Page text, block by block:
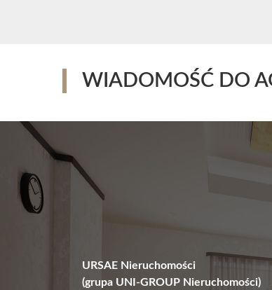
WIADOMOŚĆ DO
URSAE Nieruchomości
(grupa UNI-GROUP Nieruchomości)